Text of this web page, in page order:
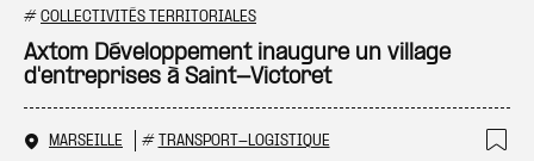
# COLLECTIVITÉS TERRITORIALES
Axtom Développement inaugure un village
d'entreprises à Saint-Victoret
MARSEILLE # TRANSPORT-LOGISTIQUE